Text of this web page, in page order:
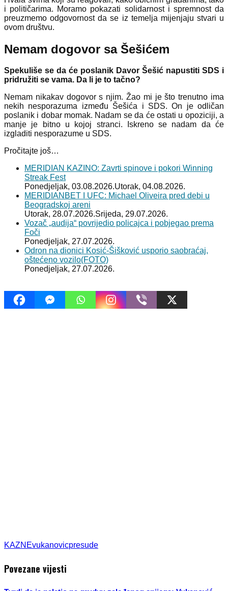
i političarima. Moramo pokazati solidarnost i spremnost da
preuzmemo odgovornost da se iz temelja mijenjaju stvari u
ovom društvu.
Nemam dogovor sa Šešićem
Spekuliše se da će poslanik Davor Šešić napustiti SDS i
pridružiti se vama. Da li je to tačno?
Nemam nikakav dogovor s njim. Žao mi je što trenutno ima
nekih nesporazuma između Šešića i SDS. On je odličan
poslanik i dobar momak. Nadam se da će ostati u opoziciji, a
manje je bitno u kojoj stranci. Iskreno se nadam da će
izgladiti nesporazume u SDS.
Pročitajte još…
MERIDIAN KAZINO: Zavrti spinove i pokori Winning
Streak Fest
Ponedjeljak, 03.08.2026.Utorak, 04.08.2026.
MERIDIANBET I UFC: Michael Oliveira pred debi u
Beogradskoj areni
Utorak, 28.07.2026.Srijeda, 29.07.2026.
Vozač „audija“ povrijedio policajca i pobjegao prema
Foči
Ponedjeljak, 27.07.2026.
Odron na dionici Kosić-Šišković usporio saobraćaj,
oštećeno vozilo(FOTO)
Ponedjeljak, 27.07.2026.
KAZNEvukanovicpresude
Povezane vijesti